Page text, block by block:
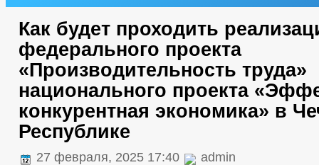
Как будет проходить
федерального проекта
«Производительность труда»
национального проекта
конкурентная экономика» в
Республике
27 февраля, 2025 17:40 admin